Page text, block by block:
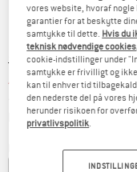
Original pris :
74,95€
Pris:
48,72€ inkl. moms.
KR364,21
plus
Navy Nautical Stripe
vores website, hvoraf
garantier for at beskytte
samtykke til dette. Hvis du
teknisk nødvendige
cookie-indstillinger under
samtykke er frivilligt og
kan til enhver tid
den nederste del på vores
herunder risikoen for
privatlivspolitik